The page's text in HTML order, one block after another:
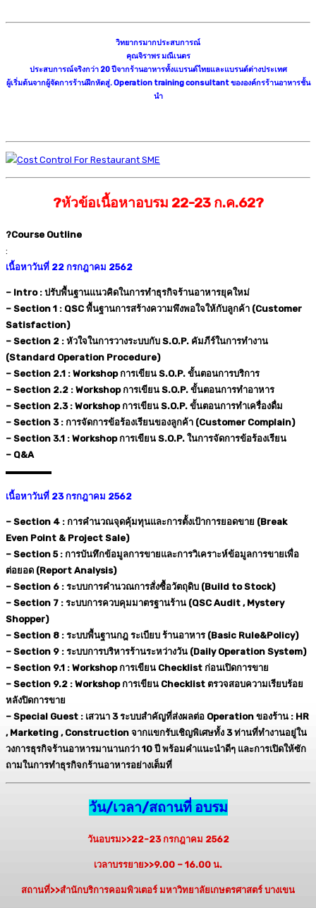
วิทยากรมากประสบการณ์
คุณจิราพร มณีเนตร
ประสบการณ์จริงกว่า 20 ปีจากร้านอาหารทั้งแบรนด์ไทยและแบรนด์ต่างประเทศ
ผู้เริ่มต้นจากผู้จัดการร้านฝึกหัดสู่. Operation training consultant ขององค์กรร้านอาหารชั้น
นำ
?หัวข้อเนื้อหาอบรม 22-23 ก.ค.62?
?Course Outline
:
เนื้อหาวันที่ 22 กรกฎาคม 2562
– Intro : ปรับพื้นฐานแนวคิดในการทำธุรกิจร้านอาหารยุคใหม่
– Section 1 : QSC พื้นฐานการสร้างความพึงพอใจให้กับลูกค้า (Customer
Satisfaction)
– Section 2 : หัวใจในการวางระบบกับ S.O.P. คัมภีร์ในการทำงาน
(Standard Operation Procedure)
– Section 2.1 : Workshop การเขียน S.O.P. ขั้นตอนการบริการ
– Section 2.2 : Workshop การเขียน S.O.P. ขั้นตอนการทำอาหาร
– Section 2.3 : Workshop การเขียน S.O.P. ขั้นตอนการทำเครื่องดื่ม
– Section 3 : การจัดการข้อร้องเรียนของลูกค้า (Customer Complain)
– Section 3.1 : Workshop การเขียน S.O.P. ในการจัดการข้อร้องเรียน
– Q&A
▬▬▬▬▬
เนื้อหาวันที่ 23 กรกฎาคม 2562
– Section 4 : การคำนวณจุดคุ้มทุนและการตั้งเป้าการยอดขาย (Break
Even Point & Project Sale)
– Section 5 : การบันทึกข้อมูลการขายและการวิเคราะห์ข้อมูลการขายเพื่อ
ต่อยอด (Report Analysis)
– Section 6 : ระบบการคำนวณการสั่งซื้อวัตถุดิบ (Build to Stock)
– Section 7 : ระบบการควบคุมมาตรฐานร้าน (QSC Audit , Mystery
Shopper)
– Section 8 : ระบบพื้นฐานกฎ ระเบียบ ร้านอาหาร (Basic Rule&Policy)
– Section 9 : ระบบการบริหารร้านระหว่างวัน (Daily Operation System)
– Section 9.1 : Workshop การเขียน Checklist ก่อนเปิดการขาย
– Section 9.2 : Workshop การเขียน Checklist ตรวจสอบความเรียบร้อย
หลังปิดการขาย
– Special Guest : เสวนา 3 ระบบสำคัญที่ส่งผลต่อ Operation ของร้าน : HR
, Marketing , Construction จากแขกรับเชิญพิเศษทั้ง 3 ท่านที่ทำงานอยู่ใน
วงการธุรกิจร้านอาหารมานานกว่า 10 ปี พร้อมคำแนะนำดีๆ และการเปิดให้ซัก
ถามในการทำธุรกิจกร้านอาหารอย่างเต็มที่
วัน/เวลา/สถานที่ อบรม
วันอบรม>>22-23 กรกฎาคม 2562
เวลาบรรยาย>>9.00 – 16.00 น.
สถานที่>>สำนักบริการคอมพิวเตอร์ มหาวิทยาลัยเกษตรศาสตร์ บางเขน